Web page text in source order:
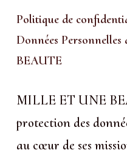
Politique
de
Politique de
Données
BEAUTE
MILLE ET UNE
protection des
au cœur de ses